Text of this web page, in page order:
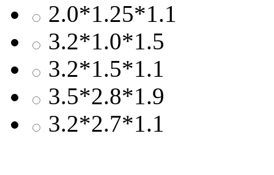
2.0*1.25*1.1
3.2*1.0*1.5
3.2*1.5*1.1
3.5*2.8*1.9
3.2*2.7*1.1